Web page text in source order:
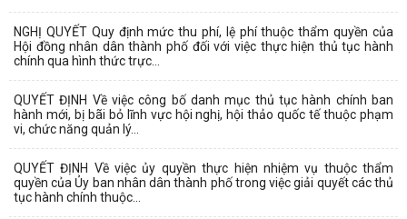
NGHỊ QUYẾT Quy định mức thu phí, lệ phí thuộc thẩm quyền của
Hội đồng nhân dân thành phố đối với việc thực hiện thủ tục hành
chính qua hình thức trực...
QUYẾT ĐỊNH Về việc công bố danh mục thủ tục hành chính ban
hành mới, bị bãi bỏ lĩnh vực hội nghị, hội thảo quốc tế thuộc phạm
vi, chức năng quản lý...
QUYẾT ĐỊNH Về việc ủy quyền thực hiện nhiệm vụ thuộc thẩm
quyền của Ủy ban nhân dân thành phố trong việc giải quyết các thủ
tục hành chính thuộc...